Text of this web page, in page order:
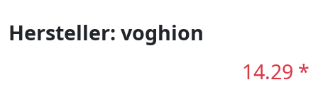
Hersteller: voghion
14.29 *